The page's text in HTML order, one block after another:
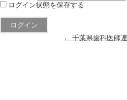
ログイン状態を保存する
← 千葉県歯科医師